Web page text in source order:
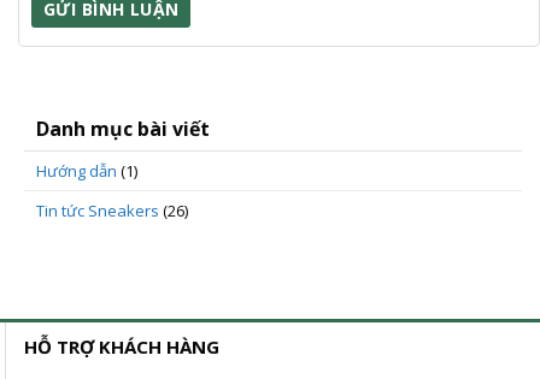
Danh mục bài viết
Hướng dẫn (1)
Tin tức Sneakers (26)
HỖ TRỢ KHÁCH HÀNG